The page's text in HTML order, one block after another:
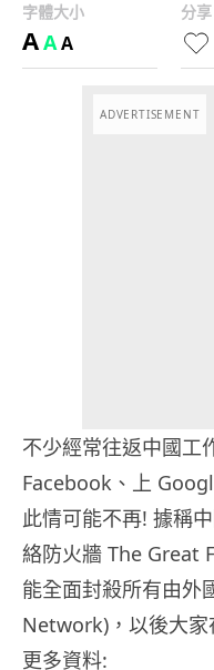
字體大小
AAA
分享
ADVERTISEMENT
不少經常往返中國工
Facebook、上
此情可能不再! 據稱
絡防火牆 The Great
能全面封殺所有由外
Network)，以後大家
更多資料: